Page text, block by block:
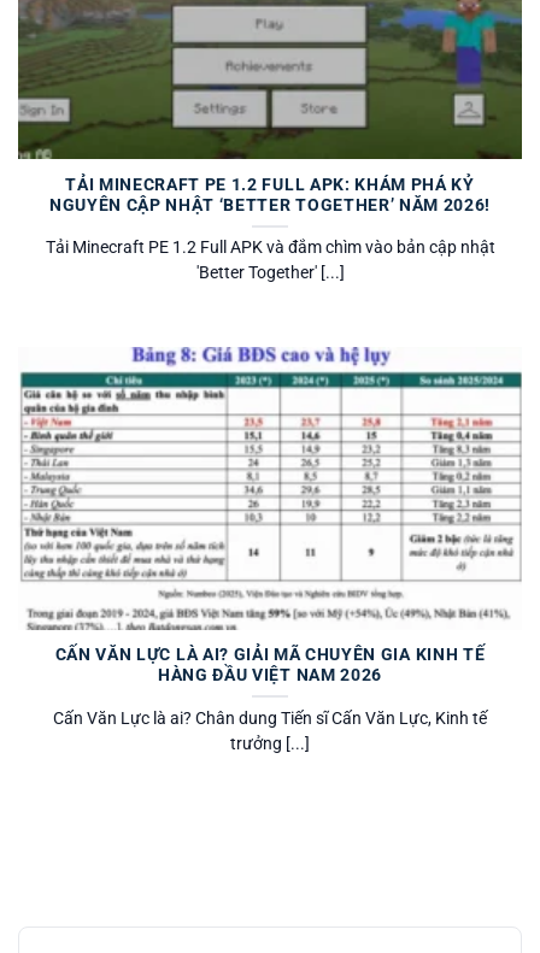
TẢI MINECRAFT PE 1.2 FULL APK: KHÁM PHÁ KỶ
NGUYÊN CẬP NHẬT ‘BETTER TOGETHER’ NĂM 2026!
Tải Minecraft PE 1.2 Full APK và đắm chìm vào bản cập nhật
'Better Together' [...]
CẤN VĂN LỰC LÀ AI? GIẢI MÃ CHUYÊN GIA KINH TẾ
HÀNG ĐẦU VIỆT NAM 2026
Cấn Văn Lực là ai? Chân dung Tiến sĩ Cấn Văn Lực, Kinh tế
trưởng [...]